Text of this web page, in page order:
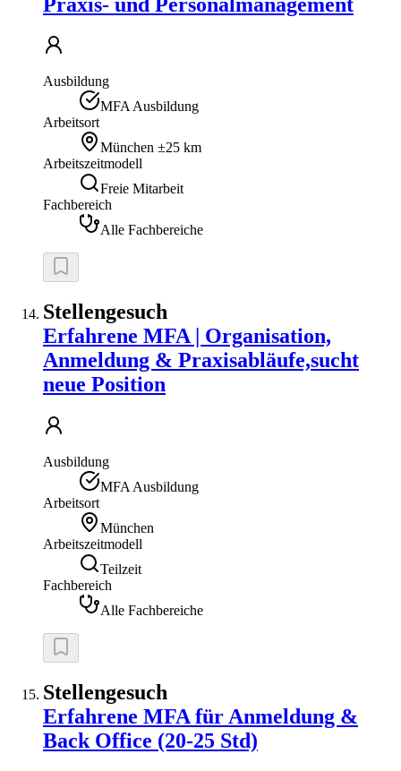
Ausbildung
MFA Ausbildung
Arbeitsort
München ±25 km
Arbeitszeitmodell
Freie Mitarbeit
Fachbereich
Alle Fachbereiche
Stellengesuch
Erfahrene MFA | Organisation,
Anmeldung & Praxisabläufe,sucht
neue Position
Ausbildung
MFA Ausbildung
Arbeitsort
München
Arbeitszeitmodell
Teilzeit
Fachbereich
Alle Fachbereiche
Stellengesuch
Erfahrene MFA für Anmeldung &
Back Office (20-25 Std)